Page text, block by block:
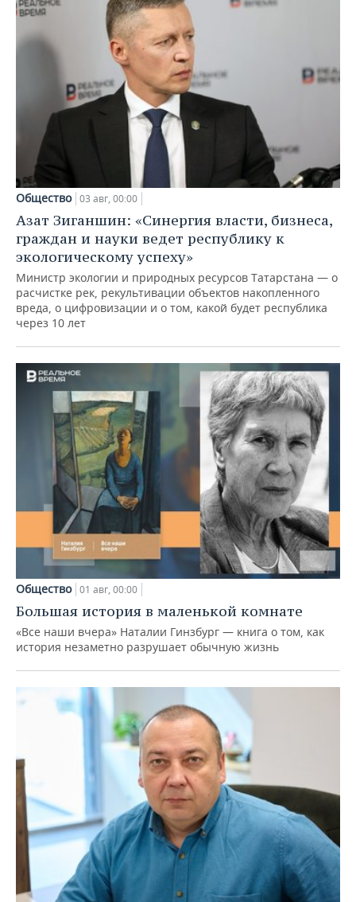
Общество 03 авг, 00:00
Азат Зиганшин: «Синергия власти, бизнеса,
граждан и науки ведет республику к
экологическому успеху»
Министр экологии и природных ресурсов Татарстана — о
расчистке рек, рекультивации объектов накопленного
вреда, о цифровизации и о том, какой будет республика
через 10 лет
Общество 01 авг, 00:00
Большая история в маленькой комнате
«Все наши вчера» Наталии Гинзбург — книга о том, как
история незаметно разрушает обычную жизнь